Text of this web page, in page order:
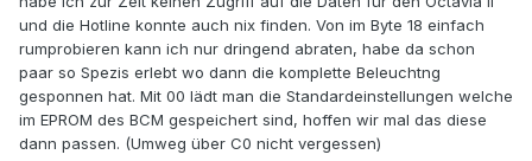
und die Hotline konnte auch nix finden. Von im Byte 18 einfach
rumprobieren kann ich nur dringend abraten, habe da schon
paar so Spezis erlebt wo dann die komplette Beleuchtng
gesponnen hat. Mit 00 lädt man die Standardeinstellungen welche
im EPROM des BCM gespeichert sind, hoffen wir mal das diese
dann passen. (Umweg über C0 nicht vergessen)